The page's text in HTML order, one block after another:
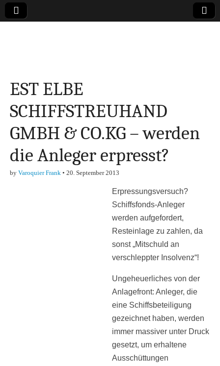
Finanzen,
Marketing-, Vertrieb-
& Investment-Tipps
EST ELBE
SCHIFFSTREUHAND
GMBH & CO.KG – werden
die Anleger erpresst?
by Varoquier Frank • 20. September 2013
Erpressungsversuch?
Schiffsfonds-Anleger
werden aufgefordert,
Resteinlage zu zahlen, da
sonst „Mitschuld an
verschleppter Insolvenz“!
Ungeheuerliches von der
Anlagefront: Anleger, die
eine Schiffsbeteiligung
gezeichnet haben, werden
immer massiver unter Druck
gesetzt, um erhaltene
Ausschüttungen